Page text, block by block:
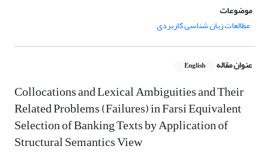
موضوعات
مطالعات زبان شناسی کاربردی
عنوان مقاله English
Collocations and Lexical Ambiguities and Their
Related Problems (Failures) in Farsi Equivalent
Selection of Banking Texts by Application of
Structural Semantics View